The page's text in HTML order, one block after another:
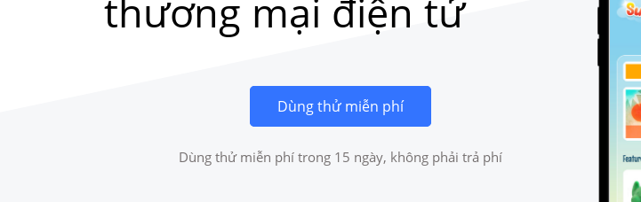
thương mại điện tử
Dùng thử miễn phí
Dùng thử miễn phí trong 15 ngày, không phải trả phí